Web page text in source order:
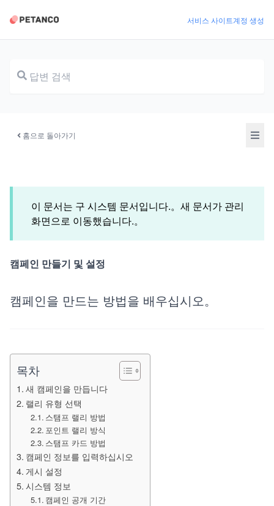
문서 서비스 사이트계정 생성
홈으로 돌아가기
이 문서는 구 시스템 문서입니다.。새 문서가 관리
화면으로 이동했습니다.。
캠페인 만들기 및 설정
캠페인을 만드는 방법을 배우십시오。
목차
새 캠페인을 만듭니다
랠리 유형 선택
스탬프 랠리 방법
포인트 랠리 방식
스탬프 카드 방법
캠페인 정보를 입력하십시오
게시 설정
시스템 정보
캠페인 공개 기간